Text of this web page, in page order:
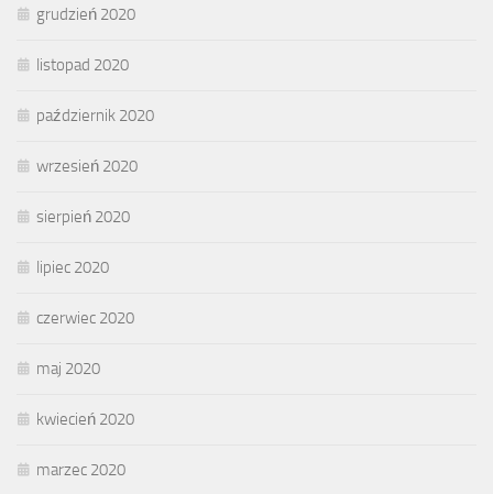
grudzień 2020
listopad 2020
październik 2020
wrzesień 2020
sierpień 2020
lipiec 2020
czerwiec 2020
maj 2020
kwiecień 2020
marzec 2020